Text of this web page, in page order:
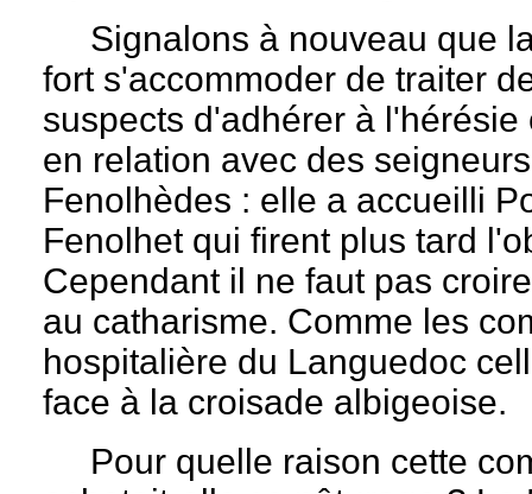
Signalons à nouveau que
fort s'accommoder de traiter
suspects d'adhérer à
en relation avec des
Fenolhèdes : elle a accueilli
Fenolhet qui firent plus tard
Cependant il ne faut pas
au catharisme. Comme les
hospitalière du Languedoc
face à la croisade albigeoise.
Pour quelle raison cette